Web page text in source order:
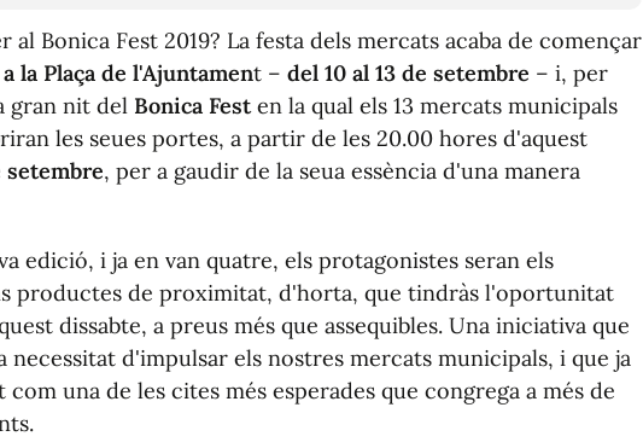
al Bonica Fest 2019? La festa dels mercats acaba de començar
la Plaça de l'Ajuntament – del 10 al 13 de setembre – i, per
gran nit del Bonica Festen la qual els 13 mercats municipals
les seues portes, a partir de les 20.00 hores d'aquest
setembre, per a gaudir de la seua essència d'una manera
edició, i ja en van quatre, els protagonistes seran els
productes de proximitat, d'horta, que tindràs l'oportunitat
dissabte, a preus més que assequibles. Una iniciativa que
necessitat d'impulsar els nostres mercats municipals, i que ja
com una de les cites més esperades que congrega a més de